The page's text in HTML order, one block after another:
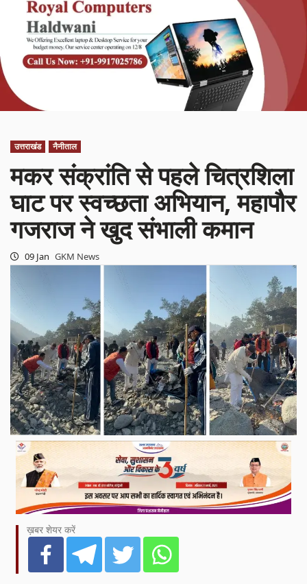
उत्तराखंड नैनीताल
मकर संक्रांति से पहले चित्रशिला
घाट पर स्वच्छता अभियान, महापौर
गजराज ने खुद संभाली कमान
09 Jan GKM News
ख़बर शेयर करें